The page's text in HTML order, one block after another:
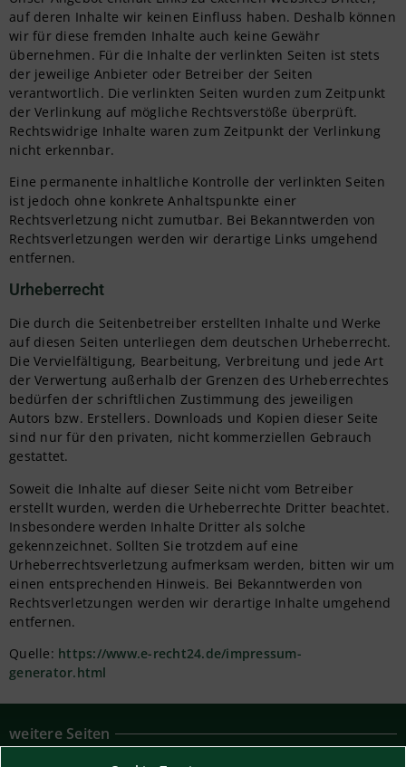
auf deren Inhalte wir keinen Einfluss haben. Deshalb können
wir für diese fremden Inhalte auch keine Gewähr
übernehmen. Für die Inhalte der verlinkten Seiten ist stets
der jeweilige Anbieter oder Betreiber der Seiten
verantwortlich. Die verlinkten Seiten wurden zum Zeitpunkt
der Verlinkung auf mögliche Rechtsverstöße überprüft.
Rechtswidrige Inhalte waren zum Zeitpunkt der Verlinkung
nicht erkennbar.
Eine permanente inhaltliche Kontrolle der verlinkten Seiten
ist jedoch ohne konkrete Anhaltspunkte einer
Rechtsverletzung nicht zumutbar. Bei Bekanntwerden von
Rechtsverletzungen werden wir derartige Links umgehend
entfernen.
Urheberrecht
Die durch die Seitenbetreiber erstellten Inhalte und Werke
auf diesen Seiten unterliegen dem deutschen Urheberrecht.
Die Vervielfältigung, Bearbeitung, Verbreitung und jede Art
der Verwertung außerhalb der Grenzen des Urheberrechtes
bedürfen der schriftlichen Zustimmung des jeweiligen
Autors bzw. Erstellers. Downloads und Kopien dieser Seite
sind nur für den privaten, nicht kommerziellen Gebrauch
gestattet.
Soweit die Inhalte auf dieser Seite nicht vom Betreiber
erstellt wurden, werden die Urheberrechte Dritter beachtet.
Insbesondere werden Inhalte Dritter als solche
gekennzeichnet. Sollten Sie trotzdem auf eine
Urheberrechtsverletzung aufmerksam werden, bitten wir um
einen entsprechenden Hinweis. Bei Bekanntwerden von
Rechtsverletzungen werden wir derartige Inhalte umgehend
entfernen.
Quelle: https://www.e-recht24.de/impressum-
generator.html
weitere Seiten